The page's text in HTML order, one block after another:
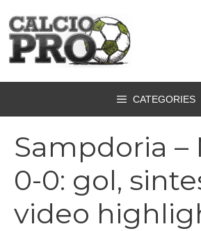
contenuto
CATEGORIES
Sampdoria –
0-0: gol,
video